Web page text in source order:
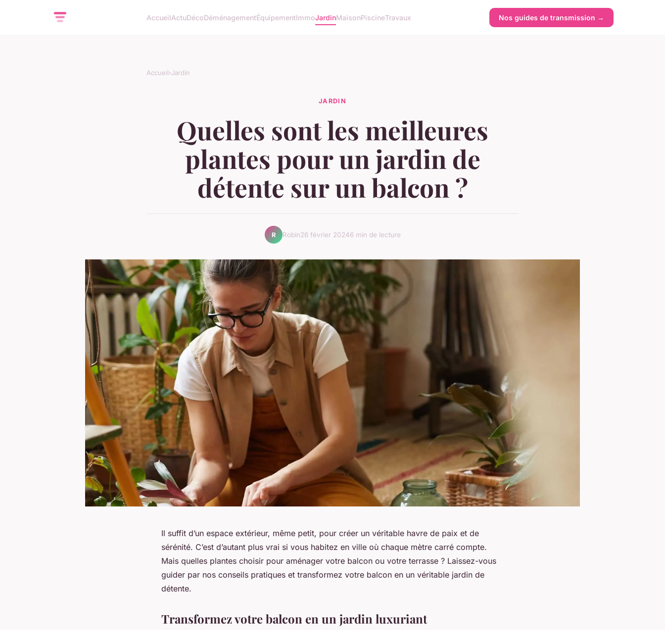
AccueilActuDécoDéménagementÉquipementImmoJardinMaisonPiscineTravaux Nos guides de transmission →
Accueil›Jardin
JARDIN
Quelles sont les meilleures
plantes pour un jardin de
détente sur un balcon ?
R Robin26 février 20246 min de lecture
Il suffit d’un espace extérieur, même petit, pour créer un véritable havre de paix et de
sérénité. C’est d’autant plus vrai si vous habitez en ville où chaque mètre carré compte.
Mais quelles plantes choisir pour aménager votre balcon ou votre terrasse ? Laissez-vous
guider par nos conseils pratiques et transformez votre balcon en un véritable jardin de
détente.
Transformez votre balcon en un jardin luxuriant